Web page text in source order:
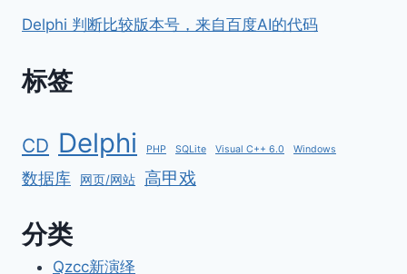
Delphi 判断比较版本号，来自百度AI的代码
标签
CD Delphi PHP SQLite Visual C++ 6.0 Windows
数据库 网页/网站 高甲戏
分类
Qzcc新演绎